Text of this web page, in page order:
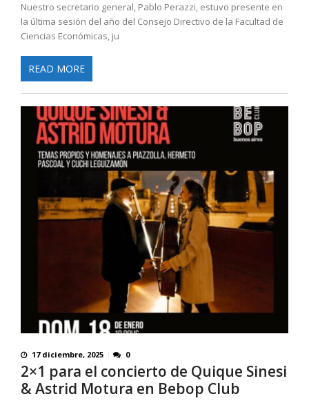
Nuestro secretario general, Pablo Perazzi, estuvo presente en
la última sesión del año del Consejo Directivo de la Facultad de
Ciencias Económicas, ju
READ MORE
17 diciembre, 2025 0
2×1 para el concierto de Quique Sinesi
& Astrid Motura en Bebop Club